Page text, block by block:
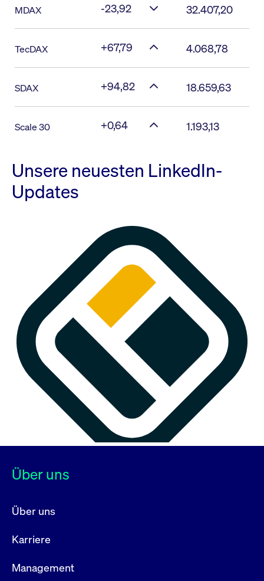
MDAX -23,92 32.407,20
TecDAX +67,79 4.068,78
SDAX +94,82 18.659,63
Scale 30 +0,64 1.193,13
Unsere neuesten LinkedIn-
Updates
Über uns
Über uns
Karriere
Management